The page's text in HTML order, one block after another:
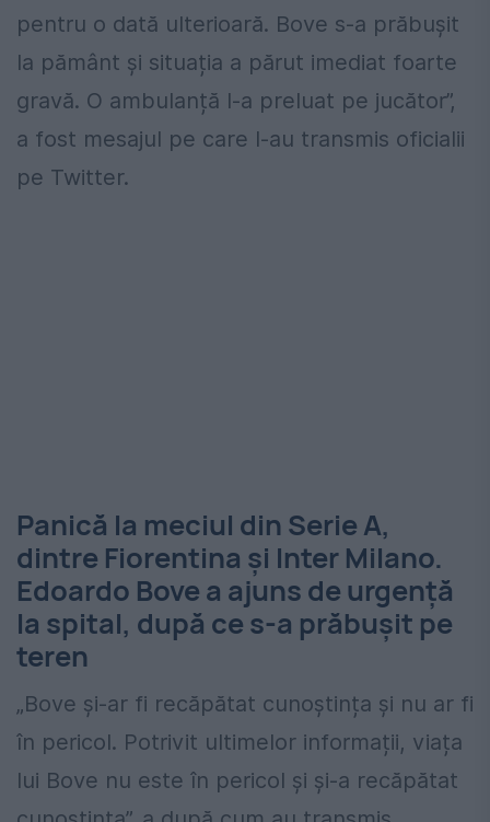
pentru o dată ulterioară. Bove s-a prăbușit
la pământ și situația a părut imediat foarte
gravă. O ambulanță l-a preluat pe jucător”,
a fost mesajul pe care l-au transmis oficialii
pe Twitter.
Panică la meciul din Serie A,
dintre Fiorentina și Inter Milano.
Edoardo Bove a ajuns de urgență
la spital, după ce s-a prăbușit pe
teren
„Bove și-ar fi recăpătat cunoștința și nu ar fi
în pericol. Potrivit ultimelor informații, viața
lui Bove nu este în pericol și și-a recăpătat